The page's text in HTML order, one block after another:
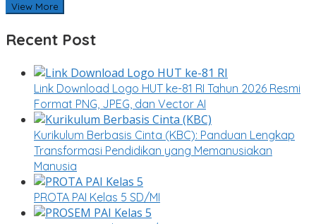
View More
Recent Post
Link Download Logo HUT ke-81 RI Tahun 2026 Resmi
Format PNG, JPEG, dan Vector AI
Kurikulum Berbasis Cinta (KBC): Panduan Lengkap
Transformasi Pendidikan yang Memanusiakan
Manusia
PROTA PAI Kelas 5 SD/MI